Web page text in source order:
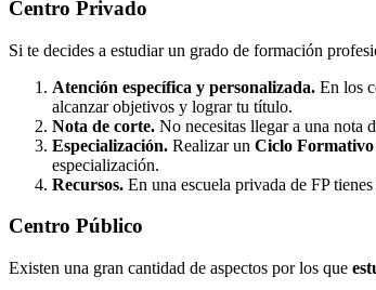
Centro Privado
Si te decides a estudiar un grado de formación
Atención específica y personalizada. En los
alcanzar objetivos y lograr tu título.
Nota de corte. No necesitas llegar a una nota
Especialización. Realizar un Ciclo
especialización.
Recursos. En una escuela privada de FP
Centro Público
Existen una gran cantidad de aspectos por los que